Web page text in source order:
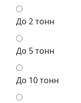
До 2 тонн
До 5 тонн
До 10 тонн